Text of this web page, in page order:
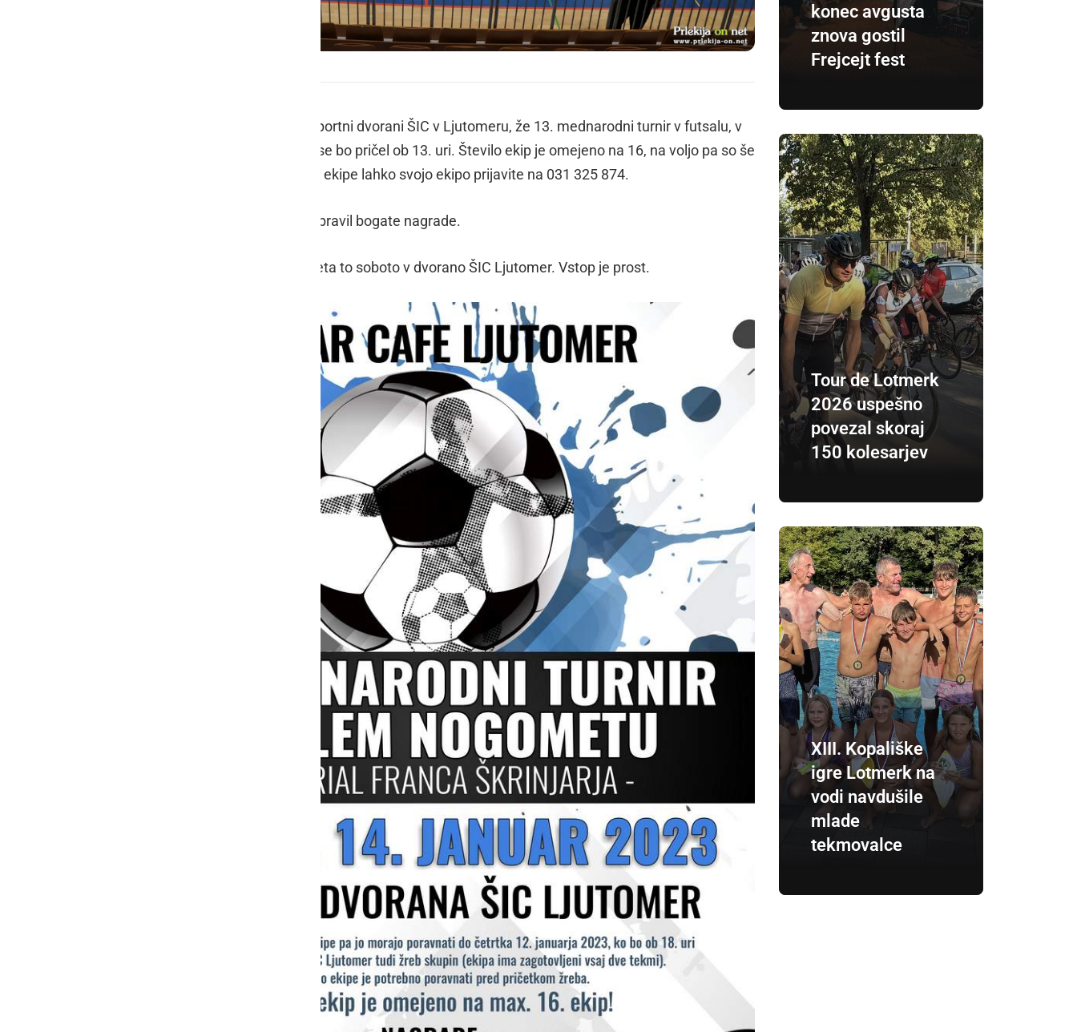
To soboto, 14. januarja 2023, bo v športni dvorani ŠIC v Ljutomeru, že 13. mednarodni turnir v futsalu, v
spomin na Franca Škrinjarja. Turnir se bo pričel ob 13. uri. Število ekip je omejeno na 16, na voljo pa so še
tri prosta mesta. Vse zainteresirane ekipe lahko svojo ekipo prijavite na 031 325 874.
Organizator je za najboljše ekipe pripravil bogate nagrade.
Vabljeni vsi ljubitelji malega nogometa to soboto v dvorano ŠIC Ljutomer. Vstop je prost.
konec avgusta
znova gostil
Frejcejt fest
Tour de Lotmerk
2026 uspešno
povezal skoraj
150 kolesarjev
XIII. Kopališke
igre Lotmerk na
vodi navdušile
mlade
tekmovalce